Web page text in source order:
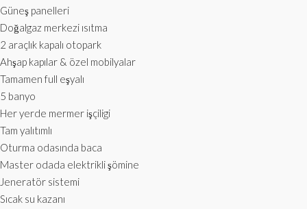
‏Güneş panelleri
‏Doğalgaz merkezi ısıtma
‏2 araçlık kapalı otopark
Ahşap kapılar & özel mobilyalar
‏Tamamen full eşyalı
‏5 banyo
Her yerde mermer işçiligi
‏Tam yalıtımlı
‏Oturma odasında baca
‏Master odada elektrikli şömine
‏Jeneratör sistemi
‏Sıcak su kazanı